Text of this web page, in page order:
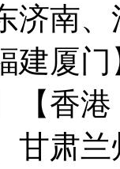
济南
建厦门
【香
甘肃